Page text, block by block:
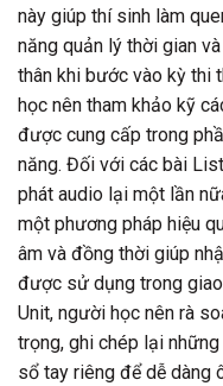
này giúp thí sinh làm
năng quản lý thời gian
thân khi bước vào kỳ thi
học nên tham khảo kỹ
được cung cấp trong
năng. Đối với các bài
phát audio lại một lần
một phương pháp hiệu
âm và đồng thời giúp
được sử dụng trong
Unit, người học nên rà
trọng, ghi chép lại
sổ tay riêng để dễ dàng